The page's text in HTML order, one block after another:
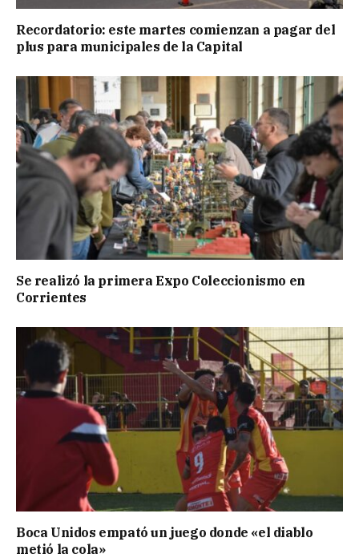
Recordatorio: este martes comienzan a pagar del
plus para municipales de la Capital
Se realizó la primera Expo Coleccionismo en
Corrientes
Boca Unidos empató un juego donde «el diablo
metió la cola»